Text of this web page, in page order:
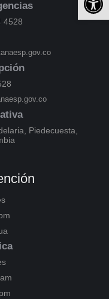
4528
Piedecuesta,